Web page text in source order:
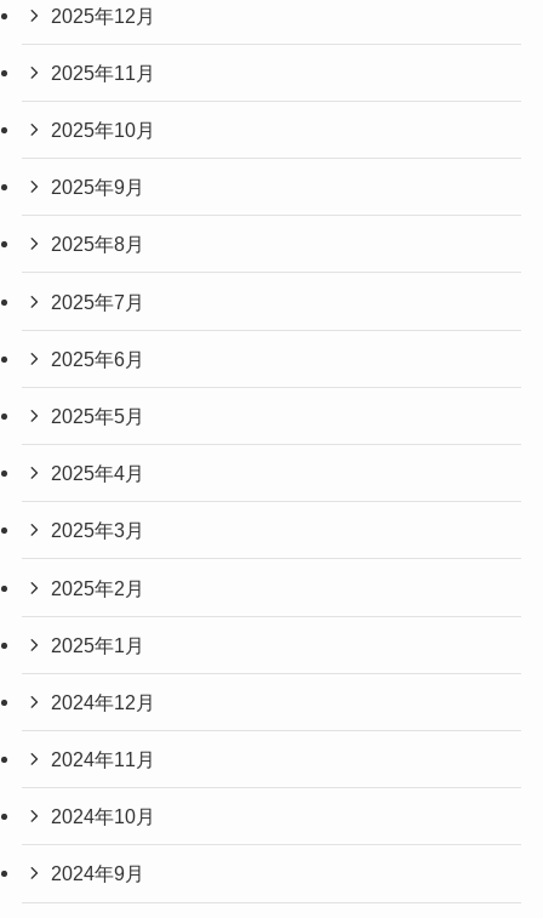
2025年12月
2025年11月
2025年10月
2025年9月
2025年8月
2025年7月
2025年6月
2025年5月
2025年4月
2025年3月
2025年2月
2025年1月
2024年12月
2024年11月
2024年10月
2024年9月